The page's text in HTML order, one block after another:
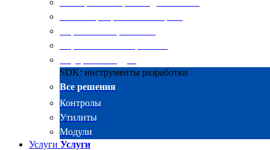
SDK: инструменты разработки
Все решения
Контролы
Утилиты
Модули
Услуги Услуги